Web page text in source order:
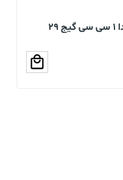
سرنگ انسولین حلما ساده سرجدا 1 سی سی گیج 29